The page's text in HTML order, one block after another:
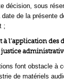
décision, sous
de la présente
;
l’application des
justice
font obstacle à
de matériels